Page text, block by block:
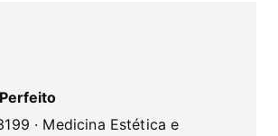
· Medicina Estética e